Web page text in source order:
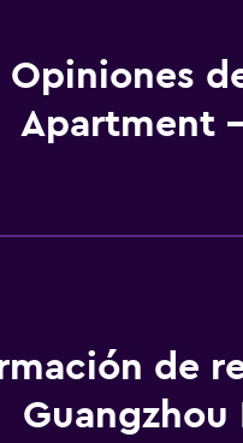
Opiniones
Apartment
de